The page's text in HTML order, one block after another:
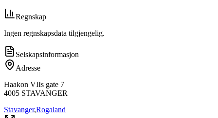
Regnskap
Ingen regnskapsdata tilgjengelig.
Selskapsinformasjon
Adresse
Haakon VIIs gate 7
4005 STAVANGER
Stavanger,Rogaland